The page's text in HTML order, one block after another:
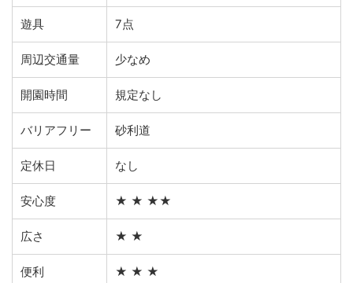
遊具 7点
周辺交通量 少なめ
開園時間 規定なし
バリアフリー 砂利道
定休日 なし
安心度 ★ ★ ★★
広さ ★ ★
便利 ★ ★ ★